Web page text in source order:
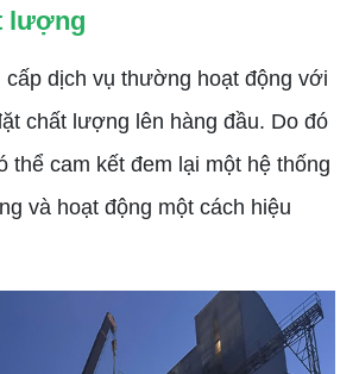
lượng
dịch vụ thường hoạt động với
chất lượng lên hàng đầu. Do đó
thể cam kết đem lại một hệ thống
và hoạt động một cách hiệu